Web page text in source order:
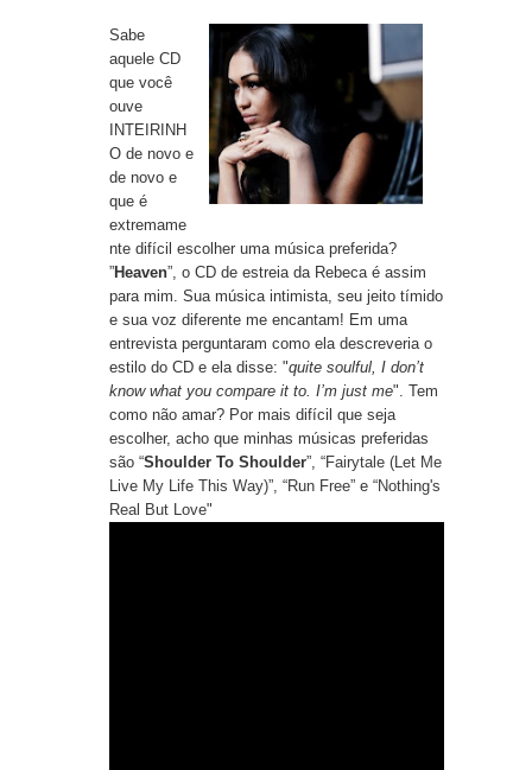
Sabe
aquele CD
que você
ouve
INTEIRINH
O de novo e
de novo e
que é
extremame
nte difícil escolher uma música preferida?
”Heaven”, o CD de estreia da Rebeca é assim
para mim. Sua música intimista, seu jeito tímido
e sua voz diferente me encantam! Em uma
entrevista perguntaram como ela descreveria o
estilo do CD e ela disse: "quite soulful, I don’t
know what you compare it to. I’m just me". Tem
como não amar? Por mais difícil que seja
escolher, acho que minhas músicas preferidas
são “Shoulder To Shoulder”, “Fairytale (Let Me
Live My Life This Way)”, “Run Free” e “Nothing's
Real But Love"